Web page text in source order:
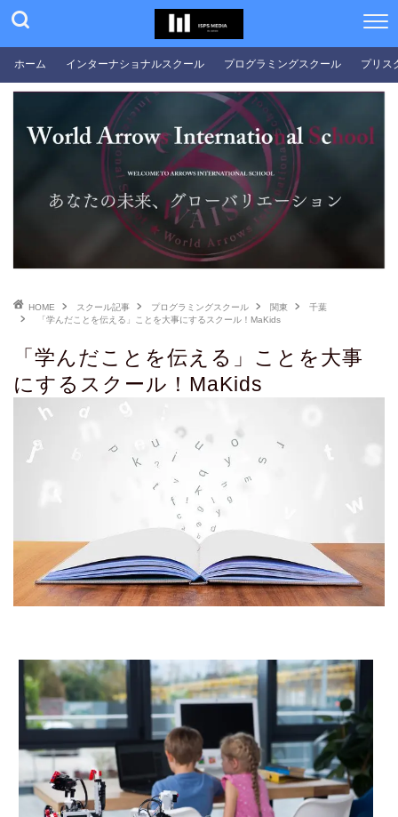
ホーム インターナショナルスクール プログラミングスクール プリス
HOME スクール記事 プログラミングスクール 関東
千葉
「学んだことを伝える」ことを大事にするスクール！MaKids
「学んだことを伝える」ことを大事
にするスクール！MaKids